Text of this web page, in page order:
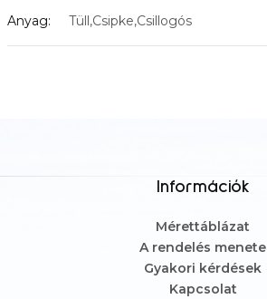
Anyag: Tüll,Csipke,Csillogós
Információk
Mérettáblázat
A rendelés menete
Gyakori kérdések
Kapcsolat